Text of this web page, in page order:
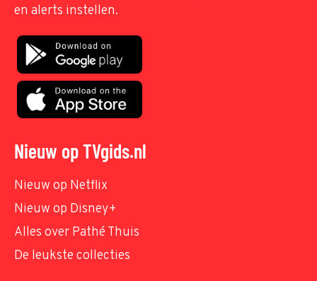
en alerts instellen.
Nieuw op TVgids.nl
Nieuw op Netflix
Nieuw op Disney+
Alles over Pathé Thuis
De leukste collecties